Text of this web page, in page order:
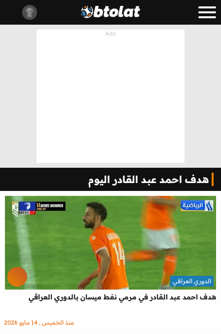
هدف احمد عبد القادر اليوم
هدف احمد عبد القادر في مرمي نفط ميسان بالدوري العراقي
الدوري العراقي
منذ الخميس , 14 مايو 2026